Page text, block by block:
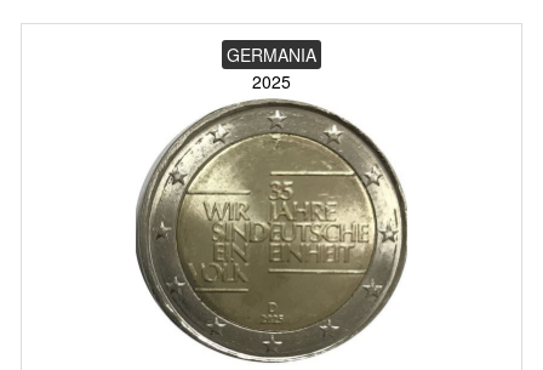
GERMANIA
2025